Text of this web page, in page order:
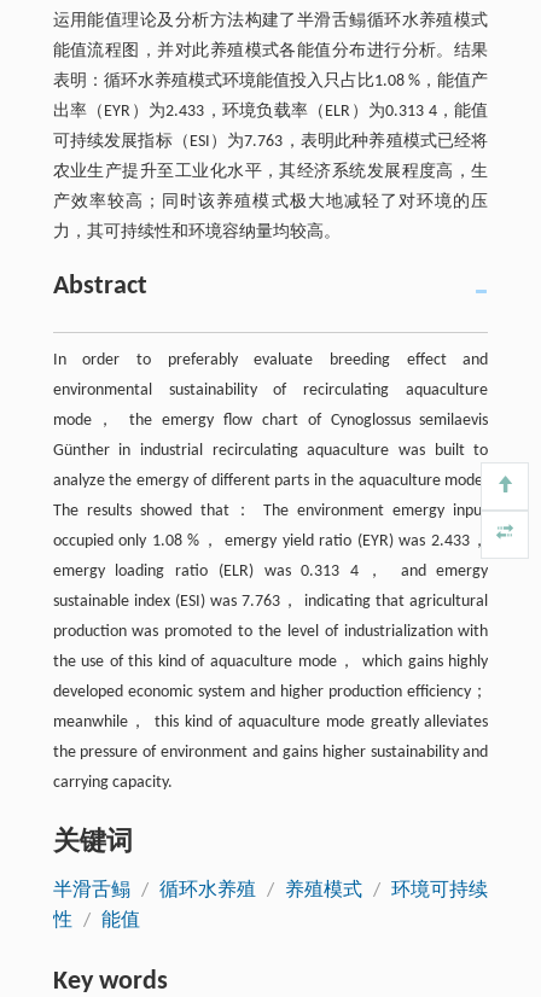
运用能值理论及分析方法构建了半滑舌鳎循环水养殖模式
能值流程图，并对此养殖模式各能值分布进行分析。结果
表明：循环水养殖模式环境能值投入只占比1.08 %，能值产
出率（EYR）为2.433，环境负载率（ELR）为0.313 4，能值
可持续发展指标（ESI）为7.763，表明此种养殖模式已经将
农业生产提升至工业化水平，其经济系统发展程度高，生
产效率较高；同时该养殖模式极大地减轻了对环境的压
力，其可持续性和环境容纳量均较高。
Abstract
In order to preferably evaluate breeding effect and
environmental sustainability of recirculating aquaculture
mode， the emergy flow chart of Cynoglossus semilaevis
Günther in industrial recirculating aquaculture was built to
analyze the emergy of different parts in the aquaculture mode.
The results showed that： The environment emergy input
occupied only 1.08 %， emergy yield ratio (EYR) was 2.433，
emergy loading ratio (ELR) was 0.313 4， and emergy
sustainable index (ESI) was 7.763， indicating that agricultural
production was promoted to the level of industrialization with
the use of this kind of aquaculture mode， which gains highly
developed economic system and higher production efficiency；
meanwhile， this kind of aquaculture mode greatly alleviates
the pressure of environment and gains higher sustainability and
carrying capacity.
关键词
半滑舌鳎 / 循环水养殖 / 养殖模式 / 环境可持续
性
/ 能值
Key words